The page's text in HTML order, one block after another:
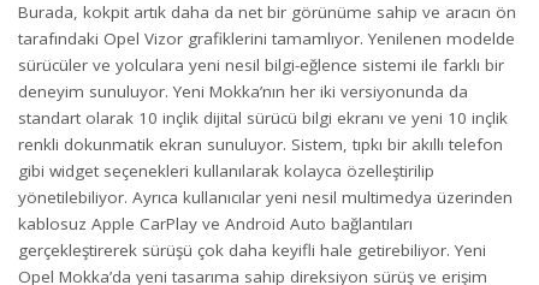
Burada, kokpit artık daha da net bir görünüme sahip ve aracın ön
tarafındaki Opel Vizor grafiklerini tamamlıyor. Yenilenen modelde
sürücüler ve yolculara yeni nesil bilgi-eğlence sistemi ile farklı bir
deneyim sunuluyor. Yeni Mokka’nın her iki versiyonunda da
standart olarak 10 inçlik dijital sürücü bilgi ekranı ve yeni 10 inçlik
renkli dokunmatik ekran sunuluyor. Sistem, tıpkı bir akıllı telefon
gibi widget seçenekleri kullanılarak kolayca özelleştirilip
yönetilebiliyor. Ayrıca kullanıcılar yeni nesil multimedya üzerinden
kablosuz Apple CarPlay ve Android Auto bağlantıları
gerçekleştirerek sürüşü çok daha keyifli hale getirebiliyor. Yeni
Opel Mokka’da yeni tasarıma sahip direksiyon sürüş ve erişim